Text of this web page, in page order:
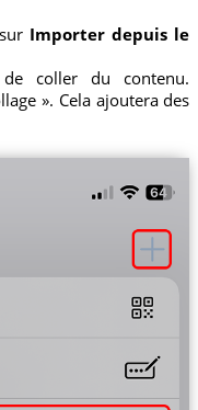
Importer depuis le
de coller du contenu.
». Cela ajoutera des